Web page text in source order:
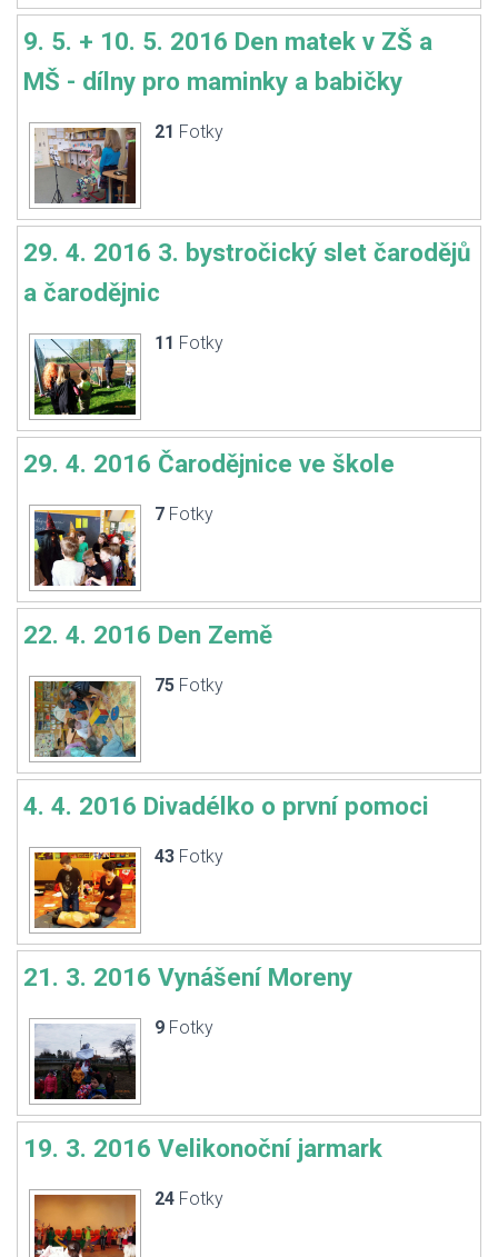
9. 5. + 10. 5. 2016 Den matek v ZŠ a
MŠ - dílny pro maminky a babičky
21 Fotky
29. 4. 2016 3. bystročický slet čarodějů
a čarodějnic
11 Fotky
29. 4. 2016 Čarodějnice ve škole
7 Fotky
22. 4. 2016 Den Země
75 Fotky
4. 4. 2016 Divadélko o první pomoci
43 Fotky
21. 3. 2016 Vynášení Moreny
9 Fotky
19. 3. 2016 Velikonoční jarmark
24 Fotky